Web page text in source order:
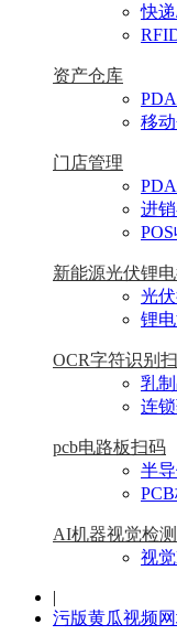
快
资产仓库
移
门店管理
进
新能源光伏锂
光
锂
OCR字符识别
乳
连
pcb电路板扫码
半
AI机器视觉检测
视
|
污版黄瓜视频